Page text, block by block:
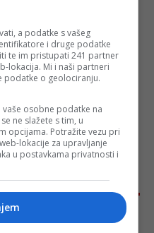
a podatke s vašeg
i druge podatke
te im pristupati 241 partner
lokacija. Mi i naši partneri
podatke o geolociranju.
osobne podatke na
ne slažete s tim, u
opcijama. Potražite vezu pri
lokacije za upravljanje
u postavkama privatnosti i